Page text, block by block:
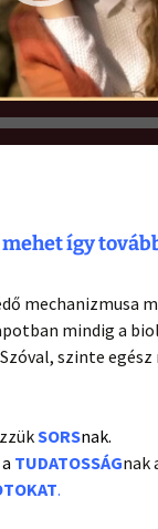
így
mechanizmusa
mindig a
szinte
SORSnak.
TUDATOSSÁGnak
.